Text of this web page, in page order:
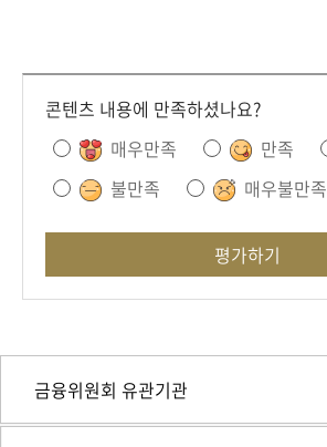
콘텐츠 내용에 만족하셨나요?
매우만족
만족
불만족
매우불만족
평가하기